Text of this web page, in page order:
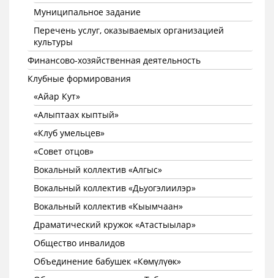
Муниципальное задание
Перечень услуг, оказываемых организацией
культуры
Финансово-хозяйственная деятельность
Клубные формирования
«Айар Кут»
«Алыптаах кыптый»
«Клуб умельцев»
«Совет отцов»
Вокальный коллектив «Алгыс»
Вокальный коллектив «Дьуогэлиилэр»
Вокальный коллектив «Кыымчаан»
Драматический кружок «Атастыылар»
Общество инвалидов
Объединение бабушек «Көмүлүөк»